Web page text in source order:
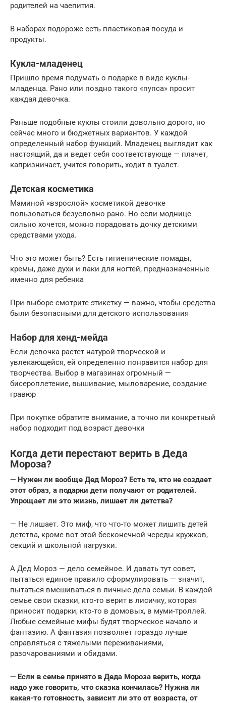
родителей на чаепития.
В наборах подороже есть пластиковая посуда и
продукты.
Кукла-младенец
Пришло время подумать о подарке в виде куклы-
младенца. Рано или поздно такого «пупса» просит
каждая девочка.
Раньше подобные куклы стоили довольно дорого, но
сейчас много и бюджетных вариантов. У каждой
определенный набор функций. Младенец выглядит как
настоящий, да и ведет себя соответствующе — плачет,
капризничает, учится говорить, ходит в туалет.
Детская косметика
Маминой «взрослой» косметикой девочке
пользоваться безусловно рано. Но если моднице
сильно хочется, можно порадовать дочку детскими
средствами ухода.
Что это может быть? Есть гигиенические помады,
кремы, даже духи и лаки для ногтей, предназначенные
именно для ребенка
При выборе смотрите этикетку — важно, чтобы средства
были безопасными для детского использования
Набор для хенд-мейда
Если девочка растет натурой творческой и
увлекающейся, ей определенно понравится набор для
творчества. Выбор в магазинах огромный —
бисероплетение, вышивание, мыловарение, создание
гравюр
При покупке обратите внимание, а точно ли конкретный
набор подходит под возраст девочки
Когда дети перестают верить в Деда
Мороза?
— Нужен ли вообще Дед Мороз? Есть те, кто не создает
этот образ, а подарки дети получают от родителей.
Упрощает ли это жизнь, лишает ли детства?
— Не лишает. Это миф, что что-то может лишить детей
детства, кроме вот этой бесконечной череды кружков,
секций и школьной нагрузки.
А Дед Мороз — дело семейное. И давать тут совет,
пытаться единое правило сформулировать — значит,
пытаться вмешиваться в личные дела семьи. В каждой
семье свои сказки, кто-то верит в лисичку, которая
приносит подарки, кто-то в домовых, в муми-троллей.
Любые семейные мифы будят творческое начало и
фантазию. А фантазия позволяет гораздо лучше
справляться с тяжелыми переживаниями,
разочарованиями и обидами.
— Если в семье принято в Деда Мороза верить, когда
надо уже говорить, что сказка кончилась? Нужна ли
какая-то готовность, зависит ли это от возраста, от